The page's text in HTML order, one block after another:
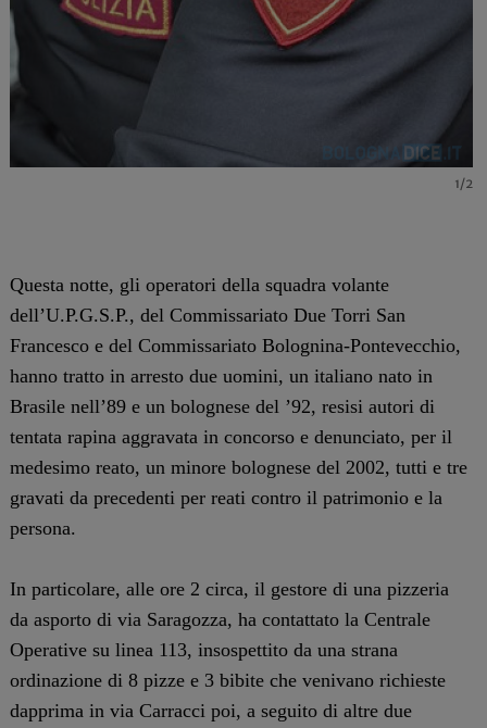
1/2
Questa notte, gli operatori della squadra volante
dell’U.P.G.S.P., del Commissariato Due Torri San
Francesco e del Commissariato Bolognina-Pontevecchio,
hanno tratto in arresto due uomini, un italiano nato in
Brasile nell’89 e un bolognese del ’92, resisi autori di
tentata rapina aggravata in concorso e denunciato, per il
medesimo reato, un minore bolognese del 2002, tutti e tre
gravati da precedenti per reati contro il patrimonio e la
persona.
In particolare, alle ore 2 circa, il gestore di una pizzeria
da asporto di via Saragozza, ha contattato la Centrale
Operative su linea 113, insospettito da una strana
ordinazione di 8 pizze e 3 bibite che venivano richieste
dapprima in via Carracci poi, a seguito di altre due